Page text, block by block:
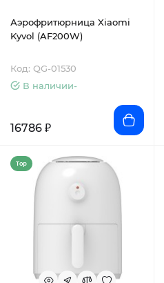
Аэрофритюрница Xiaomi
Kyvol (AF200W)
Код: QG-01530
В наличии-
16786 ₽
Top